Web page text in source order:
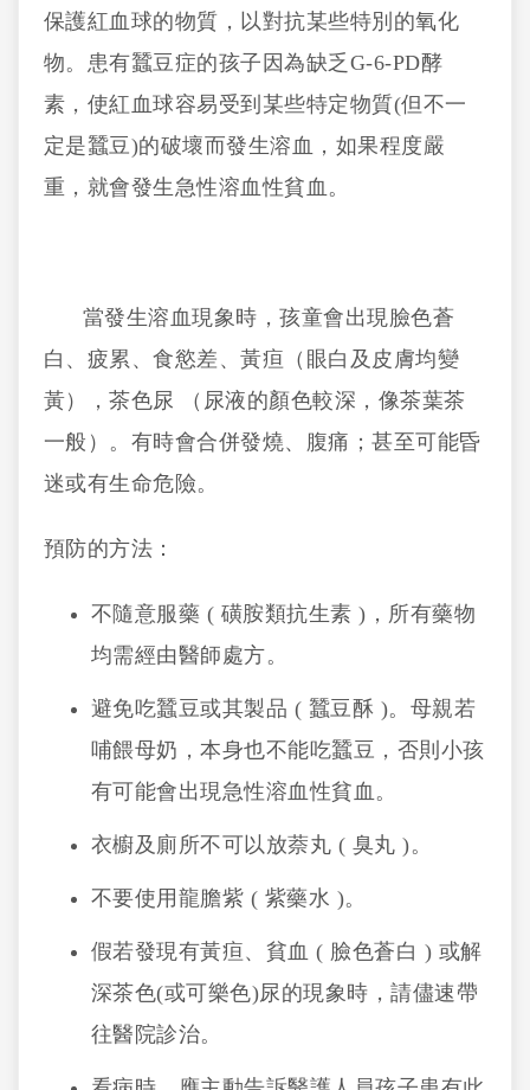
保護紅血球的物質，以對抗某些特別的氧化
物。患有蠶豆症的孩子因為缺乏G-6-PD酵
素，使紅血球容易受到某些特定物質(但不一
定是蠶豆)的破壞而發生溶血，如果程度嚴
重，就會發生急性溶血性貧血。
當發生溶血現象時，孩童會出現臉色蒼
白、疲累、食慾差、黃疸（眼白及皮膚均變
黃），茶色尿 （尿液的顏色較深，像茶葉茶
一般）。有時會合併發燒、腹痛；甚至可能昏
迷或有生命危險。
預防的方法：
不隨意服藥 ( 磺胺類抗生素 )，所有藥物
均需經由醫師處方。
避免吃蠶豆或其製品 ( 蠶豆酥 )。母親若
哺餵母奶，本身也不能吃蠶豆，否則小孩
有可能會出現急性溶血性貧血。
衣櫥及廁所不可以放萘丸 ( 臭丸 )。
不要使用龍膽紫 ( 紫藥水 )。
假若發現有黃疸、貧血 ( 臉色蒼白 ) 或解
深茶色(或可樂色)尿的現象時，請儘速帶
往醫院診治。